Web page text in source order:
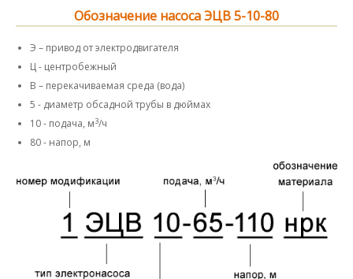
Обозначение насоса ЭЦВ 5-10-80
Э – привод от электродвигателя
Ц - центробежный
В – перекачиваемая среда (вода)
5 - диаметр обсадной трубы в дюймах
10 - подача, м3/ч
80 - напор, м